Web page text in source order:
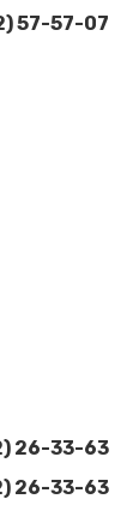
57-57-07
26-33-63
26-33-63